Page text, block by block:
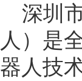
深圳
人）是
器人技